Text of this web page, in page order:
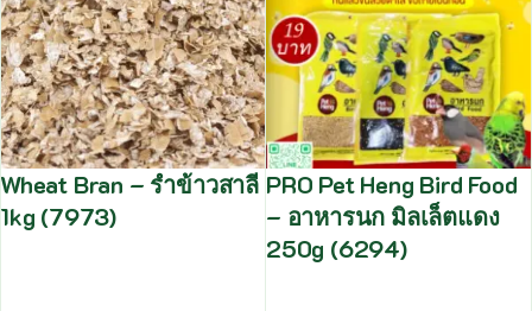
Wheat Bran – รำข้าวสาลี
1kg (7973)
PRO Pet Heng Bird Food
– อาหารนก มิลเล็ตแดง
250g (6294)